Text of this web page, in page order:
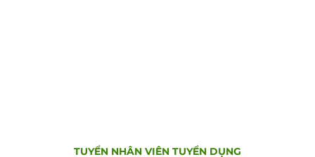
TUYỂN NHÂN VIÊN TUYỂN DỤNG